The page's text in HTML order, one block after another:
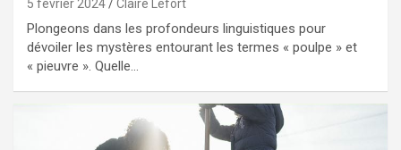
5 février 2024 Claire Lefort
Plongeons dans les profondeurs linguistiques pour
dévoiler les mystères entourant les termes « poulpe » et
« pieuvre ». Quelle…